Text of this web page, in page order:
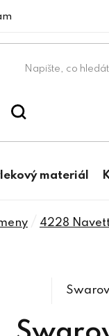
materiál
4228